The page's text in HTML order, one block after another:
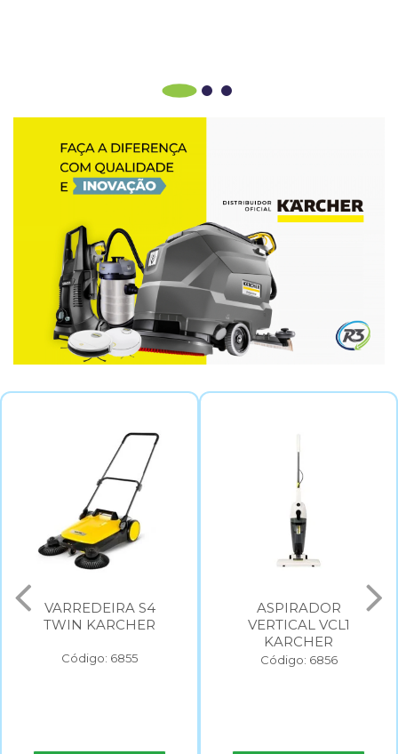
VARREDEIRA S4
TWIN KARCHER
Código: 6855
ASPIRADOR
VERTICAL VCL1
KARCHER
Código: 6856